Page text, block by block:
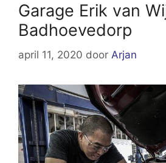
Garage Erik van
Badhoevedorp
april 11, 2020 door Arjan